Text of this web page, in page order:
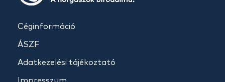
Céginformáció
ÁSZF
Adatkezelési tájékoztató
Impresszum